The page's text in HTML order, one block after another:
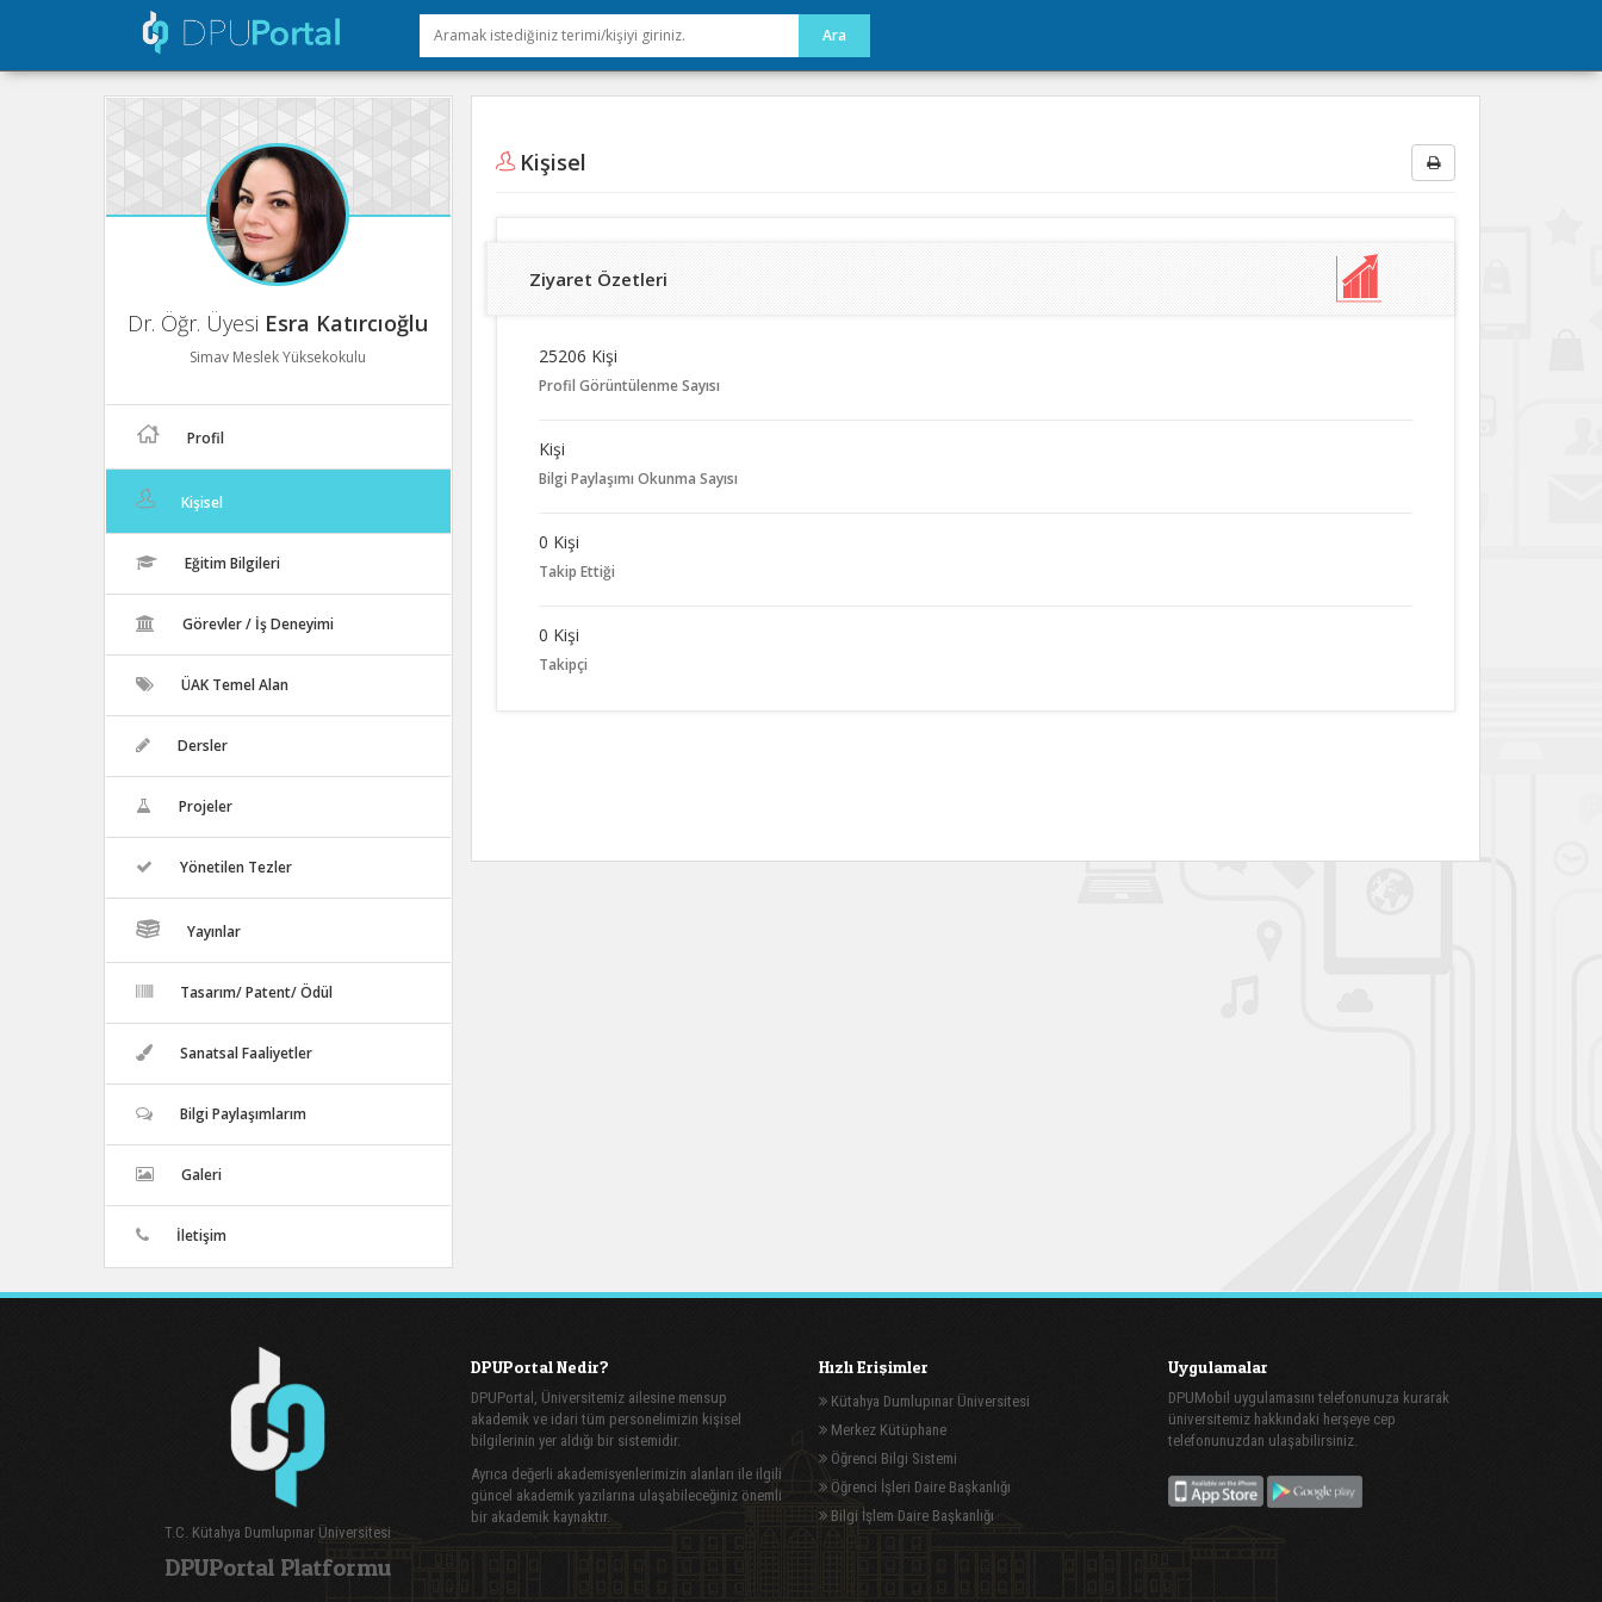
Dr. Öğr. Üyesi Esra Katırcıoğlu
Simav Meslek Yüksekokulu
Profil
Kişisel
Eğitim Bilgileri
Görevler / İş Deneyimi
ÜAK Temel Alan
Dersler
Projeler
Yönetilen Tezler
Yayınlar
Tasarım/ Patent/ Ödül
Sanatsal Faaliyetler
Bilgi Paylaşımlarım
Galeri
İletişim
Kişisel
Ziyaret Özetleri
25206 Kişi
Profil Görüntülenme Sayısı
Kişi
Bilgi Paylaşımı Okunma Sayısı
0 Kişi
Takip Ettiği
0 Kişi
Takipçi
T.C. Kütahya Dumlupınar Üniversitesi
DPUPortal Platformu
DPUPortal Nedir?
DPUPortal, Üniversitemiz ailesine mensup
akademik ve idari tüm personelimizin kişisel
bilgilerinin yer aldığı bir sistemidir.
Ayrıca değerli akademisyenlerimizin alanları ile ilgili
güncel akademik yazılarına ulaşabileceğiniz önemli
bir akademik kaynaktır.
Hızlı Erişimler
Kütahya Dumlupınar Üniversitesi
Merkez Kütüphane
Öğrenci Bilgi Sistemi
Öğrenci İşleri Daire Başkanlığı
Bilgi İşlem Daire Başkanlığı
Uygulamalar
DPUMobil uygulamasını telefonunuza kurarak
üniversitemiz hakkındaki herşeye cep
telefonunuzdan ulaşabilirsiniz.